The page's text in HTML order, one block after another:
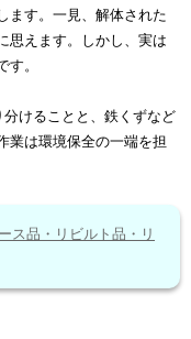
ます。一見、解体された
思えます。しかし、実は
。
分けることと、鉄くずなど
業は環境保全の一端を担
ス品・リビルト品・リ